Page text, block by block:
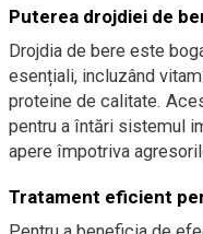
Puterea drojdiei de
Drojdia de bere este
esențiali, incluzând
proteine de calitate.
pentru a întări sistemul
apere împotriva
Tratament eficient